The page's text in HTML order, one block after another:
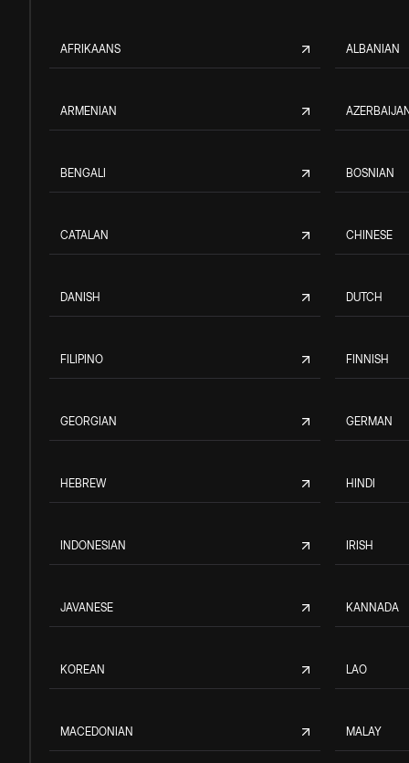
AFRIKAANS ALBANIAN
ARMENIAN
BENGALI BOSNIAN
CATALAN CHINESE
DANISH DUTCH
FILIPINO FINNISH
GEORGIAN GERMAN
HEBREW HINDI
INDONESIAN IRISH
JAVANESE KANNADA
KOREAN LAO
MACEDONIAN MALAY